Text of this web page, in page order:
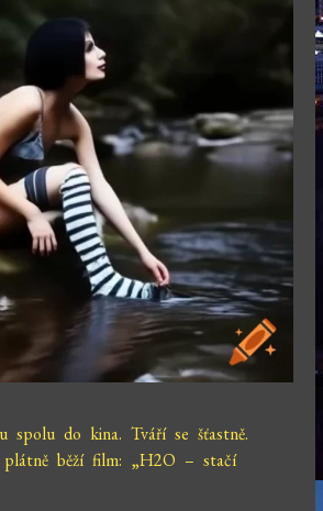
spolu do kina. Tváří se šťastně.
plátně běží film: „H2O – stačí